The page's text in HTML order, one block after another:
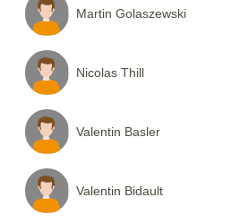
Martin Golaszewski
Nicolas Thill
Valentin Basler
Valentin Bidault